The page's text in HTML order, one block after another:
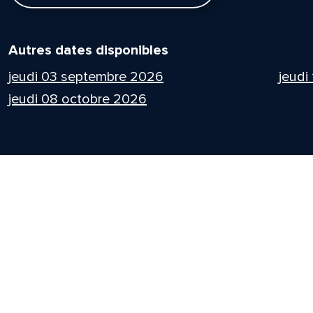
Autres dates disponibles
jeudi 03 septembre 2026
jeudi 08 octobre 2026
jeudi